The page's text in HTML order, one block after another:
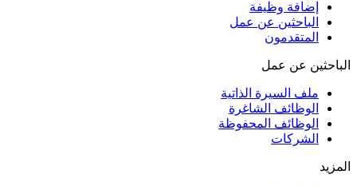
إضافة وظيفة
الباحثين عن عمل
المتقدمون
الباحثين عن عمل
ملف السيرة الذاتية
الوظائف الشاغرة
الوظائف المحفوظة
الشركات
المزيد